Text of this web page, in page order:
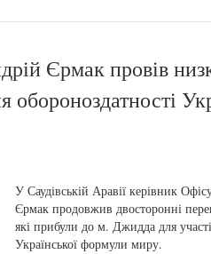
Єрмак провів
У Саудівській Аравії керівник
Єрмак продовжив двосторонні
які прибули до м. Джидда для участі
Української формули миру.